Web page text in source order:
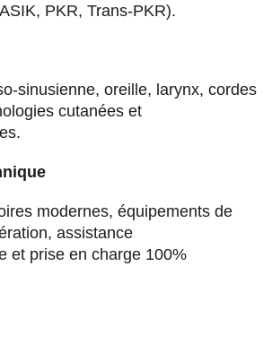
PKR, Trans-PKR).
sinusienne, oreille, larynx, cordes
cutanées et
modernes, équipements de
assistance
et prise en charge 100%